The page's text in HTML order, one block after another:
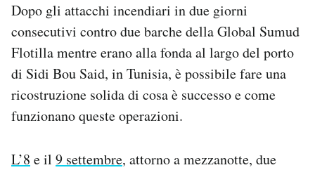
Area Personale
Newsletter
Notifiche mobile
Regala il Post
Hai bisogno di aiuto?
Dopo gli attacchi incendiari in due giorni
consecutivi contro due barche della Global Sumud
Flotilla mentre erano alla fonda al largo del porto
di Sidi Bou Said, in Tunisia, è possibile fare una
ricostruzione solida di cosa è successo e come
funzionano queste operazioni.
L’8 e il 9 settembre, attorno a mezzanotte, due